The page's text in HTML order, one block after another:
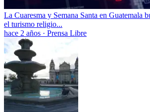
La Cuaresma y Semana Santa en Guatemala
el turismo religio...
hace 2 años · Prensa Libre